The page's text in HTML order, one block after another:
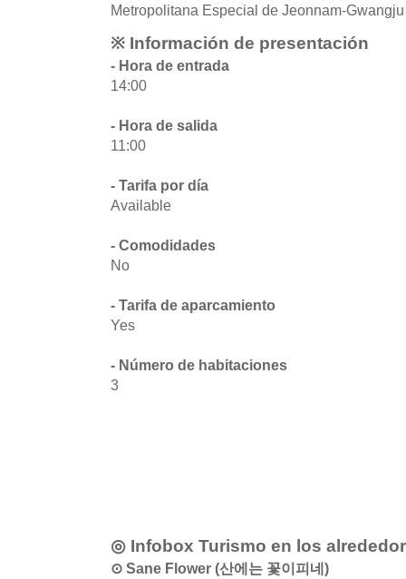
Metropolitana Especial de Jeonnam-Gwangju
※ Información de presentación
- Hora de entrada
14:00
- Hora de salida
11:00
- Tarifa por día
Available
- Comodidades
No
- Tarifa de aparcamiento
Yes
- Número de habitaciones
3
◎ Infobox Turismo en los
⊙ Sane Flower (산에는 꽃이피네)